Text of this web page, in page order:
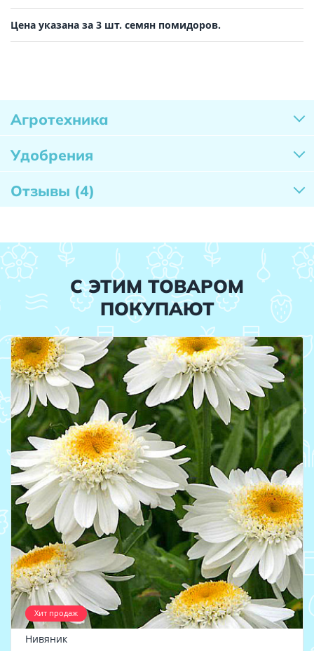
Цена указана за 3 шт. семян помидоров.
Агротехника
Удобрения
Отзывы (4)
С ЭТИМ ТОВАРОМ
ПОКУПАЮТ
Хит продаж
Нивяник